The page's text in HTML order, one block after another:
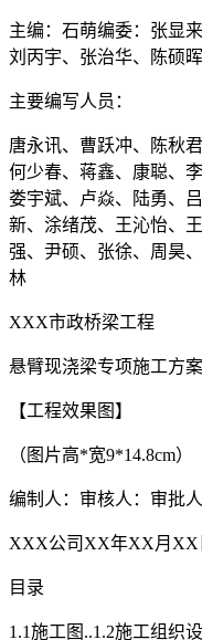
主编：石萌编委：张显
刘丙宇、张治华、陈硕
主要编写人员：
唐永讯、曹跃冲、陈秋
何少春、蒋鑫、康聪、
娄宇斌、卢焱、陆勇、
新、涂绪茂、王沁怡、
强、尹硕、张徐、周昊
林
XXX市政桥梁工程
悬臂现浇梁专项施工方案
【工程效果图】
（图片高*宽9*14.8cm）
编制人：审核人：审批人
XXX公司XX年XX月XX
目录
1.1施工图..1.2施工组织